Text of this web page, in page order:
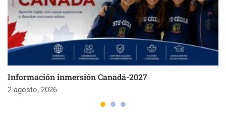
Información inmersión Canadá-2027
2 agosto, 2026